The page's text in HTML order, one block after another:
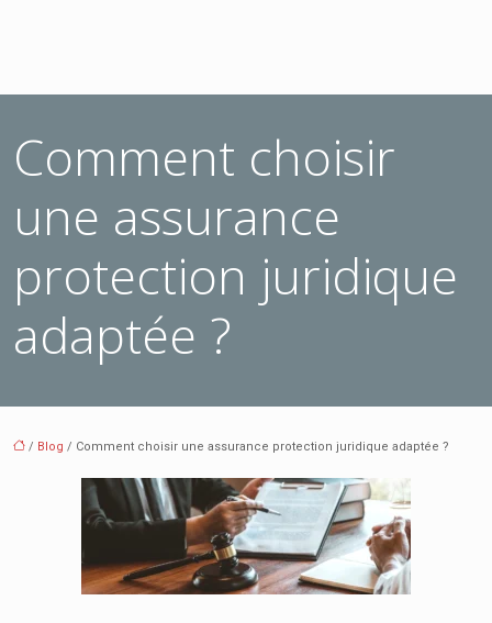
Comment choisir
une assurance
protection juridique
adaptée ?
/ Blog / Comment choisir une assurance protection juridique adaptée ?